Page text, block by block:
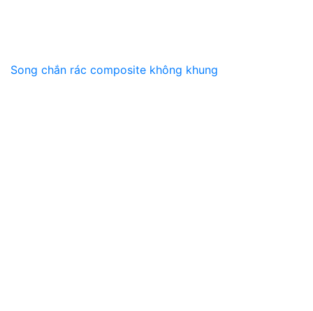
Song chắn rác composite không khung